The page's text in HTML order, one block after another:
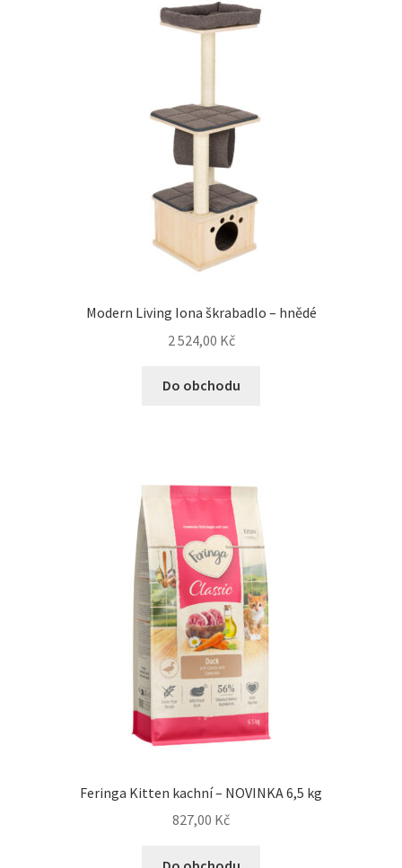
Modern Living Iona škrabadlo – hnědé
2 524,00 Kč
Do obchodu
Feringa Kitten kachní – NOVINKA 6,5 kg
827,00 Kč